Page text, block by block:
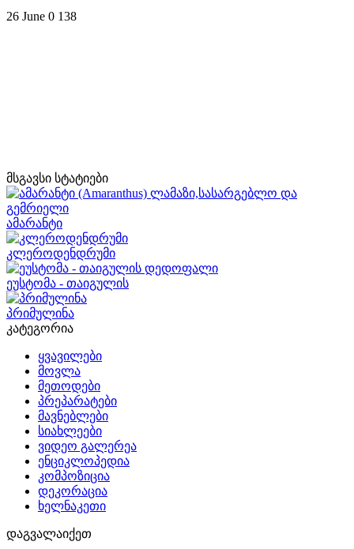
26 June 0 138
მსგავსი სტატიები
ამარანტი
კლეროდენდრუმი
ეუსტომა - თაიგულის
პრიმულინა
კატეგორია
ყვავილები
მოვლა
მეთოდები
პრეპარატები
მავნებლები
სიახლეები
ვიდეო გალერეა
ენციკლოპედია
კომპოზიცია
დეკორაცია
ხელნაკეთი
დაგვალაიქეთ